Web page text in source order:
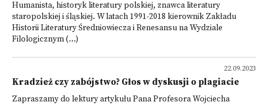
Humanista, historyk literatury polskiej, znawca literatury
staropolskiej i śląskiej. W latach 1991-2018 kierownik Zakładu
Historii Literatury Średniowiecza i Renesansu na Wydziale
Filologicznym (...)
22.09.2023
Kradzież czy zabójstwo? Głos w dyskusji o plagiacie
Zapraszamy do lektury artykułu Pana Profesora Wojciecha